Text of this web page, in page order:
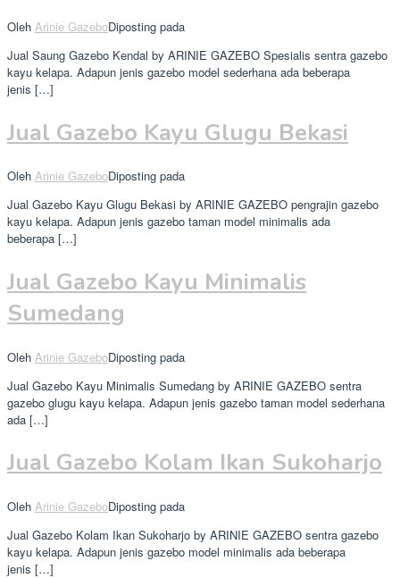
Oleh Arinie GazeboDiposting pada
Jual Saung Gazebo Kendal by ARINIE GAZEBO Spesialis sentra gazebo
kayu kelapa. Adapun jenis gazebo model sederhana ada beberapa
jenis […]
Jual Gazebo Kayu Glugu Bekasi
Oleh Arinie GazeboDiposting pada
Jual Gazebo Kayu Glugu Bekasi by ARINIE GAZEBO pengrajin gazebo
kayu kelapa. Adapun jenis gazebo taman model minimalis ada
beberapa […]
Jual Gazebo Kayu Minimalis
Sumedang
Oleh Arinie GazeboDiposting pada
Jual Gazebo Kayu Minimalis Sumedang by ARINIE GAZEBO sentra
gazebo glugu kayu kelapa. Adapun jenis gazebo taman model sederhana
ada […]
Jual Gazebo Kolam Ikan Sukoharjo
Oleh Arinie GazeboDiposting pada
Jual Gazebo Kolam Ikan Sukoharjo by ARINIE GAZEBO sentra gazebo
kayu kelapa. Adapun jenis gazebo model minimalis ada beberapa
jenis […]